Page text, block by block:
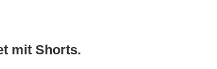
mit Shorts.